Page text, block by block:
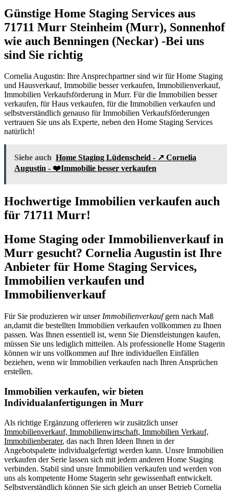
Günstige Home Staging Services aus
71711 Murr Steinheim (Murr), Sonnenhof
wie auch Benningen (Neckar) -Bei uns
sind Sie richtig
Cornelia Augustin: Ihre Ansprechpartner sind wir für Home Staging
und Hausverkauf, Immobilie besser verkaufen, Immobilienverkauf,
Immobilien Verkaufsförderung in Murr. Für die Immobilien besser
verkaufen, für Haus verkaufen, für die Immobilien verkaufen und
selbstverständlich genauso für Immobilien Verkaufsförderungen
vertrauen Sie uns als Experte, neben den Home Staging Services
natürlich!
Siehe auch Home Staging Lüdenscheid - ↗️ Cornelia
Augustin - ❤️Immobilie besser verkaufen
Hochwertige Immobilien verkaufen auch
für 71711 Murr!
Home Staging oder Immobilienverkauf in
Murr gesucht? Cornelia Augustin ist Ihre
Anbieter für Home Staging Services,
Immobilien verkaufen und
Immobilienverkauf
Für Sie produzieren wir unser Immobilienverkaufgern nach Maß
an,damit die bestellten Immobilien verkaufen vollkommen zu Ihnen
passen. Was Ihnen essentiell ist, wenn Sie Dienstleistungen kaufen,
müssen Sie uns lediglich mitteilen. Als professionelle Home Stagerin
können wir uns vollkommen auf Ihre individuellen Einfällen
beziehen, wenn wir Immobilien verkaufen nach Ihren Ansprüchen
erstellen.
Immobilien verkaufen, wir bieten
Individualanfertigungen in Murr
Als richtige Ergänzung offerieren wir zusätzlich unser
Immobilienverkauf, Immobilienwirtschaft, Immobilien Verkauf,
Immobilienberater, das nach Ihren Ideen Ihnen in der
Angebotspalette individualgefertigt werden kann. Unsre Immobilien
verkaufen der Serie lassen sich mit jedem anderen Home Staging
verbinden. Stabil sind unsre Immobilien verkaufen und werden von
uns als kompetente Home Stagerin sehr gewissenhaft entwickelt.
Selbstverständlich können Sie sich gleich an unser Betrieb Cornelia